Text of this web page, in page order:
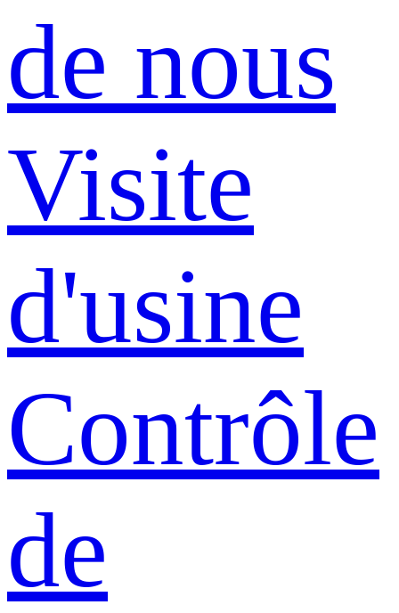
de nous
Visite
d'usine
Contrôle
de